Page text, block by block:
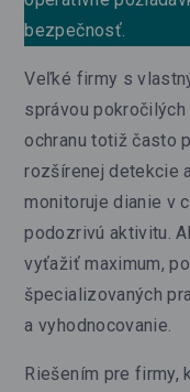
bezpečnosť.
Veľké firmy s
správou
ochranu totiž často
rozšírenej detekcie
monitoruje dianie v
podozrivú aktivitu.
vyťažiť maximum,
špecializovaných
a vyhodnocovanie.
Riešením pre firmy,